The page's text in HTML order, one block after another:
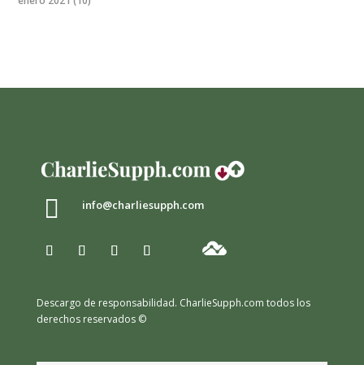
 info@charliesupph.com
Descargo de responsabilidad. CharlieSupph.com todos los
derechos reservados ©